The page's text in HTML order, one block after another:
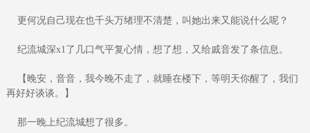
更何况自己现在也千头万绪理不清楚，叫她出来又能说什么呢？
纪流城深x1了几口气平复心情，想了想，又给戚音发了条信息。
【晚安，音音，我今晚不走了，就睡在楼下，等明天你醒了，我们
再好好谈谈。】
那一晚上纪流城想了很多。